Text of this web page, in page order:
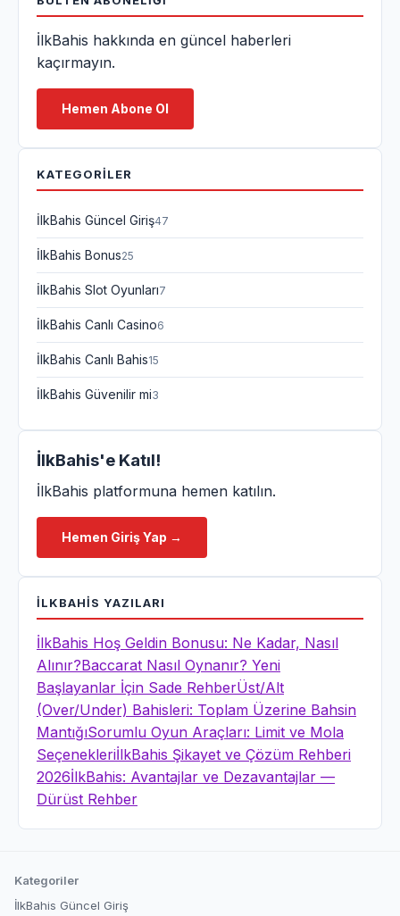
İlkBahis hakkında en güncel haberleri
kaçırmayın.
Hemen Abone Ol
KATEGORILER
İlkBahis Güncel Giriş47
İlkBahis Bonus25
İlkBahis Slot Oyunları7
İlkBahis Canlı Casino6
İlkBahis Canlı Bahis15
İlkBahis Güvenilir mi3
İlkBahis'e Katıl!
İlkBahis platformuna hemen katılın.
Hemen Giriş Yap →
İLKBAHIS YAZILARI
İlkBahis Hoş Geldin Bonusu: Ne Kadar, Nasıl
Alınır?Baccarat Nasıl Oynanır? Yeni
Başlayanlar İçin Sade RehberÜst/Alt
(Over/Under) Bahisleri: Toplam Üzerine Bahsin
MantığıSorumlu Oyun Araçları: Limit ve Mola
SeçenekleriİlkBahis Şikayet ve Çözüm Rehberi
2026İlkBahis: Avantajlar ve Dezavantajlar —
Dürüst Rehber
Kategoriler
İlkBahis Güncel Giriş